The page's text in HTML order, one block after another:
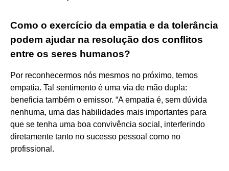
Como o exercício da empatia e da tolerância
podem ajudar na resolução dos conflitos
entre os seres humanos?
Por reconhecermos nós mesmos no próximo, temos
empatia. Tal sentimento é uma via de mão dupla:
beneficia também o emissor. “A empatia é, sem dúvida
nenhuma, uma das habilidades mais importantes para
que se tenha uma boa convivência social, interferindo
diretamente tanto no sucesso pessoal como no
profissional.